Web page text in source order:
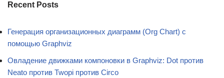
Recent Posts
Генерация организационных диаграмм (Org Chart) с
помощью Graphviz
Овладение движками компоновки в Graphviz: Dot против
Neato против Twopi против Circo